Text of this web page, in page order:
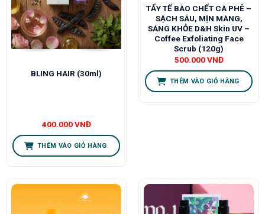
BLING HAIR (30ml)
400.000VNĐ
THÊM VÀO GIỎ HÀNG
TẨY TẾ BÀO CHẾT CÀ PHÊ –
SẠCH SÂU, MỊN MÀNG,
SÁNG KHỎE D&H Skin UV –
Coffee Exfoliating Face
Scrub (120g)
500.000VNĐ
THÊM VÀO GIỎ HÀNG